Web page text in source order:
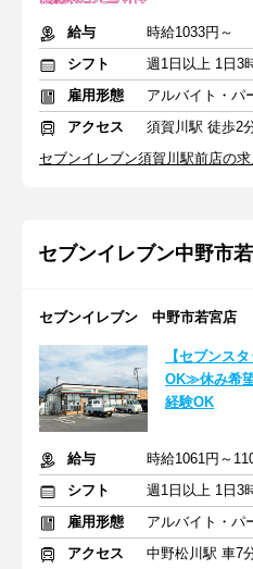
給与
時給1033円～
シフト
雇用形態
アルバイト・パ
アクセス
須賀川駅 徒歩2
セブンイレブン須賀川駅前店の
セブンイレブン中野市
セブンイレブン 中野市若宮店
【セブンス
OK≫休み希
経験OK
給与
時給1061円～
シフト
週1日以上 1日3
雇用形態
アルバイト・パ
アクセス
中野松川駅 車7